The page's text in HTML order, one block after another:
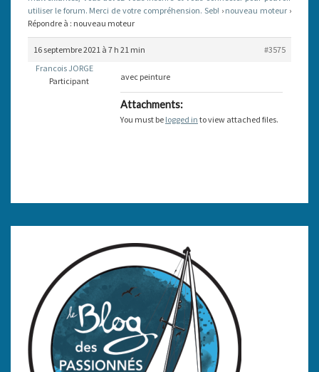
utiliser le forum. Merci de votre compréhension. Seb! › nouveau moteur ›
Répondre à : nouveau moteur
16 septembre 2021 à 7 h 21 min
#3575
Francois JORGE
Participant
avec peinture
Attachments:
You must be logged in to view attached files.